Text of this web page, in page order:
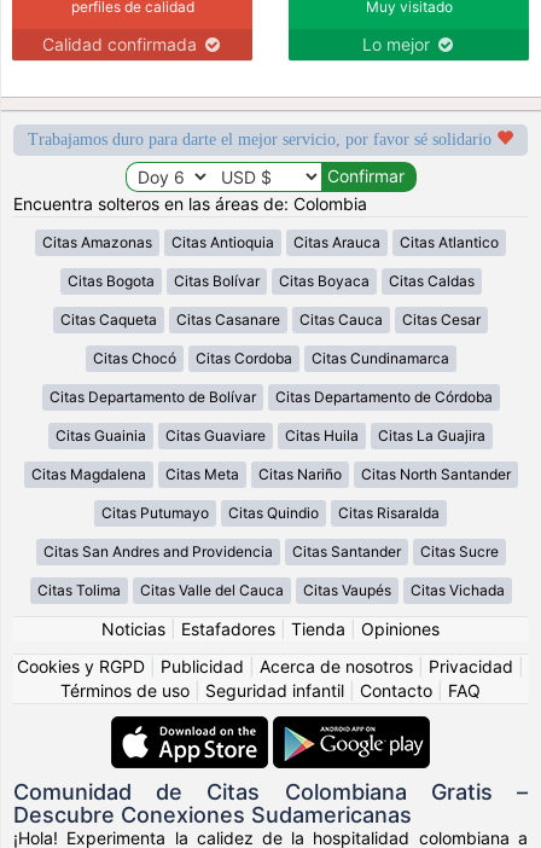
perfiles de calidad
Calidad confirmada
Muy visitado
Lo mejor
Trabajamos duro para darte el mejor servicio, por favor sé solidario
Encuentra solteros en las áreas de: Colombia
Citas Amazonas Citas Antioquia Citas Arauca Citas Atlantico
Citas Bogota Citas Bolívar Citas Boyaca Citas Caldas
Citas Caqueta Citas Casanare Citas Cauca Citas Cesar
Citas Chocó Citas Cordoba Citas Cundinamarca
Citas Departamento de Bolívar Citas Departamento de Córdoba
Citas Guainia Citas Guaviare Citas Huila Citas La Guajira
Citas Magdalena Citas Meta Citas Nariño Citas North Santander
Citas Putumayo Citas Quindio Citas Risaralda
Citas San Andres and Providencia Citas Santander Citas Sucre
Citas Tolima Citas Valle del Cauca Citas Vaupés Citas Vichada
Noticias Estafadores Tienda
Opiniones
Cookies y RGPD
Publicidad Acerca de nosotros Privacidad
Términos de uso
Seguridad infantil Contacto FAQ
Comunidad de Citas Colombiana Gratis –
Descubre Conexiones Sudamericanas
¡Hola! Experimenta la calidez de la hospitalidad colombiana a